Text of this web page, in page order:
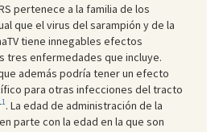
pertenece a la familia de los
que el virus del sarampión y de la
tiene innegables efectos
tres enfermedades que incluye.
además podría tener un efecto
para otras infecciones del tracto
1. La edad de administración de la
parte con la edad en la que son